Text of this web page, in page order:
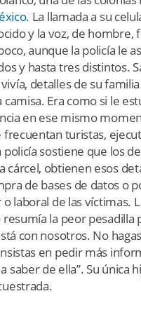
La llamada a su
y la voz, de hombre,
aunque la policía le
y hasta tres distintos.
detalles de su
camisa. Era como si le
en ese mismo
frecuentan turistas,
sostiene que los
cárcel, obtienen esos
de bases de datos o
laboral de las víctimas.
la peor pesadilla
con nosotros. No
en pedir más
saber de ella”. Su única